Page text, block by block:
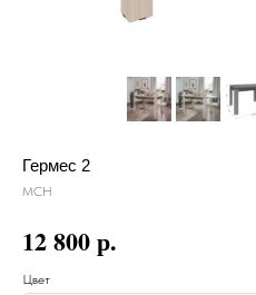
Гермес 2
МСН
12 800р.
Цвет